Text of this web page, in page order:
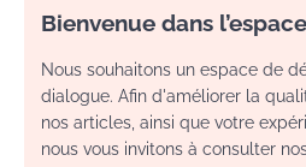
Bienvenue dans
Nous souhaitons un espace de
dialogue. Afin d'améliorer la
nos articles, ainsi que votre
nous vous invitons à consulter